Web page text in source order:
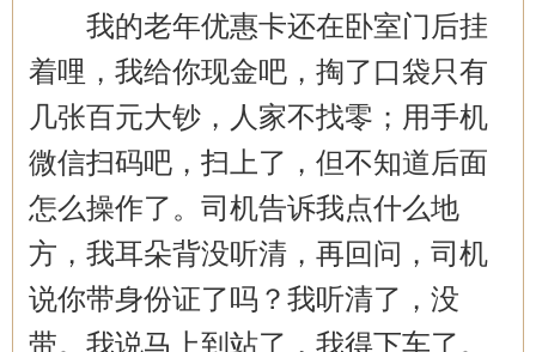
我的老年优惠卡还在卧室门后挂
着哩，我给你现金吧，掏了口袋只有
几张百元大钞，人家不找零；用手机
微信扫码吧，扫上了，但不知道后面
怎么操作了。司机告诉我点什么地
方，我耳朵背没听清，再回问，司机
说你带身份证了吗？我听清了，没
带。我说马上到站了，我得下车了。